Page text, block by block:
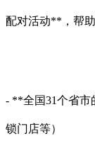
配对活动**，帮助
- **全国31个省市
锁门店等）